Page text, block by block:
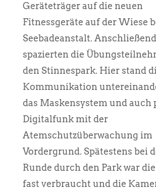
Geräteträger auf die neuen
Fitnessgeräte auf der Wiese
Seebadeanstalt. Anschließend
spazierten die
den Stinnespark. Hier stand
Kommunikation
das Maskensystem und auch
Digitalfunk mit der
Atemschutzüberwachung im
Vordergrund. Spätestens bei
Runde durch den Park war
fast verbraucht und die